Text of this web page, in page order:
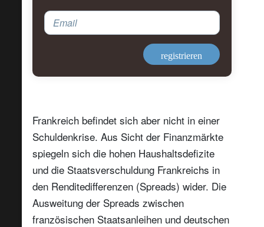
Email
registrieren
Frankreich befindet sich aber nicht in einer
Schuldenkrise. Aus Sicht der Finanzmärkte
spiegeln sich die hohen Haushaltsdefizite
und die Staatsverschuldung Frankreichs in
den Renditedifferenzen (Spreads) wider. Die
Ausweitung der Spreads zwischen
französischen Staatsanleihen und deutschen